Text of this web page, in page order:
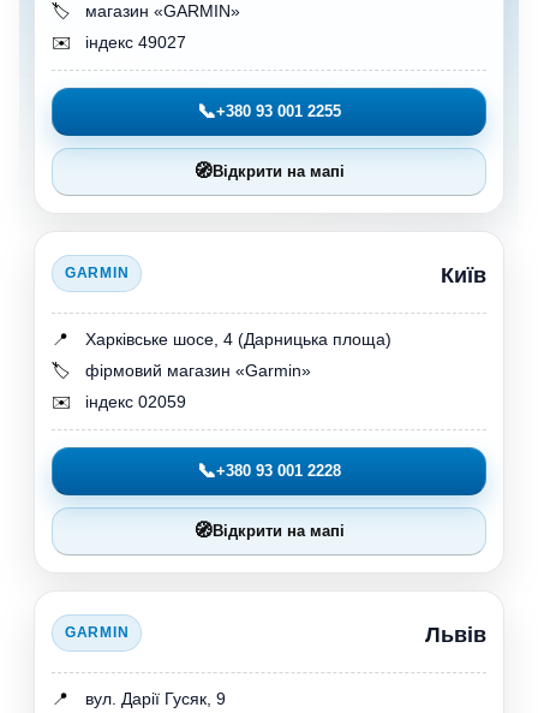
🏷️
магазин «GARMIN»
✉️
індекс 49027
📞+380 93 001 2255
🧭Відкрити на мапі
GARMIN Київ
📍
Харківське шосе, 4 (Дарницька площа)
🏷️
фірмовий магазин «Garmin»
✉️
індекс 02059
📞+380 93 001 2228
🧭Відкрити на мапі
GARMIN Львів
📍
вул. Дарії Гусяк, 9